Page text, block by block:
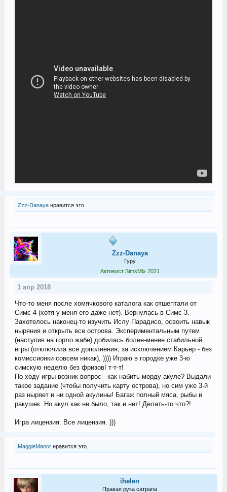
Zzz-Danayaнравится это.
Zzz-Danaya
Гуру
Активист SimsMix 2021
1 апр 2018
Что-то меня после хомячкового каталога как отшептали от
Симс 4 (хотя у меня его даже нет). Вернулась в Симс 3.
Захотелось наконец-то изучить Ислу Парадисо, освоить навык
ныряния и открыть все острова. Экспериментальным путем
(наступив на горло жабе) добилась более-менее стабильной
игры (отключила все дополнения, за исключением Карьер - без
комиссионки совсем никак), )))) Играю в городке уже 3-ю
симскую неделю без фризов! т-т-т!
По ходу игры возник вопрос - как набить морду акуле? Выдали
такое задание (чтобы получить карту острова), но сим уже 3-й
раз ныряет и ни одной акулины! Багаж полный мяса, рыбы и
ракушек. Но акул как не было, так и нет! Делать-то что?!
Игра лицензия. Все лицензия. )))
MaggieManorнравится это.
ihelen
Правая рука сатрапа